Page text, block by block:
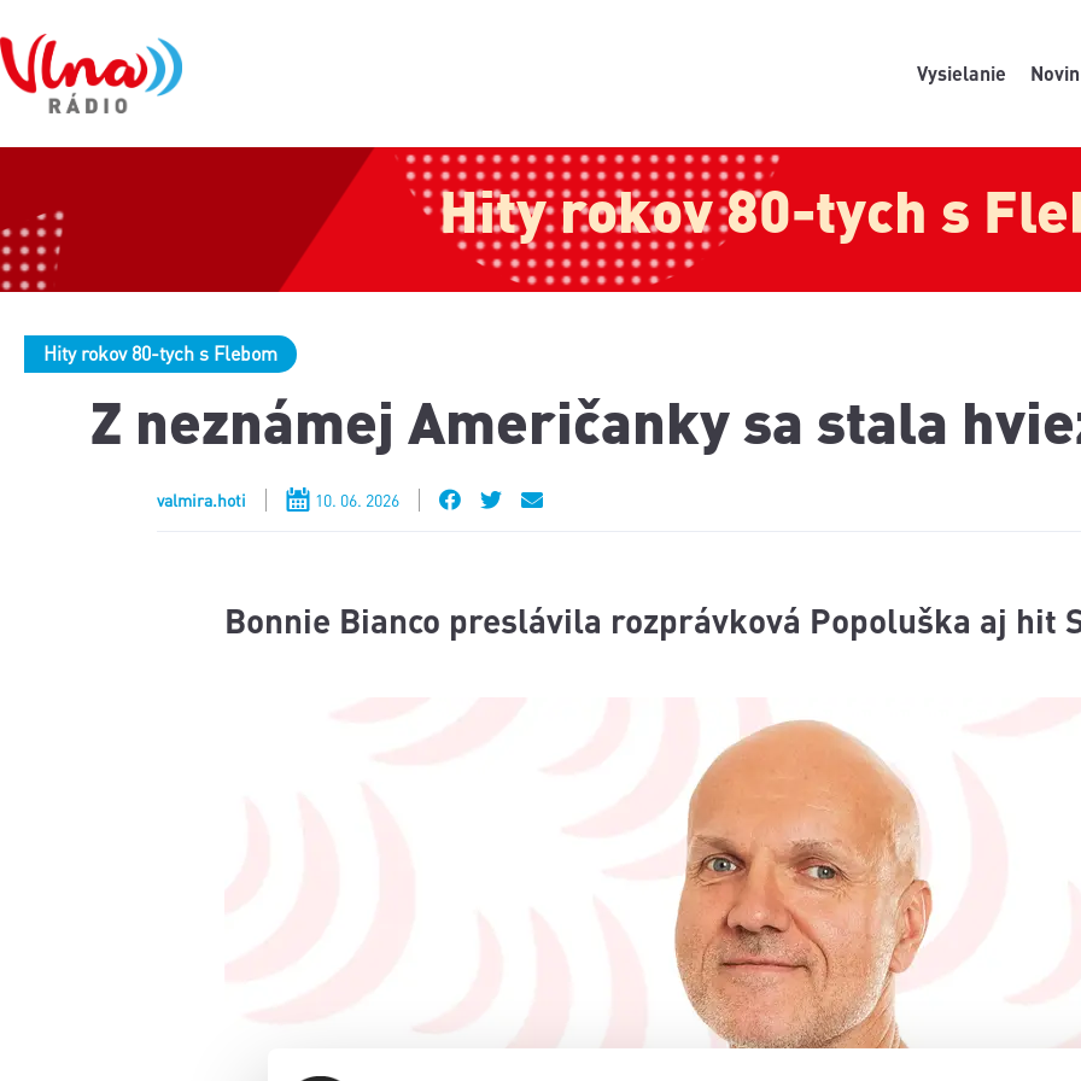
Vysielanie
Hity rokov 80-tych s
Hity rokov 80-tych s Flebom
Z neznámej Američanky sa stala
valmira.hoti 10. 06. 2026
Bonnie Bianco preslávila rozprávková Popoluška aj hit